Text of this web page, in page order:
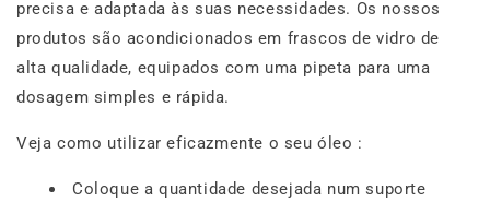
precisa e adaptada às suas necessidades. Os nossos
produtos são acondicionados em frascos de vidro de
alta qualidade, equipados com uma pipeta para uma
dosagem simples e rápida.
Veja como utilizar eficazmente o seu óleo :
Coloque a quantidade desejada num suporte